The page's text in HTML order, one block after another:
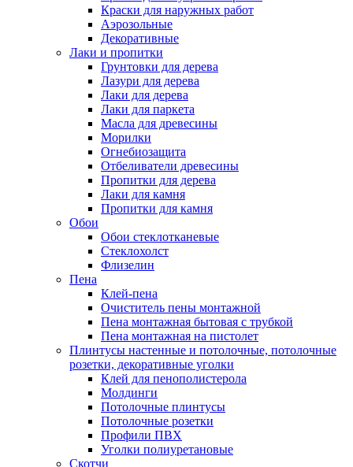
Краски для наружных работ
Аэрозольные
Декоративные
Лаки и пропитки
Грунтовки для дерева
Лазури для дерева
Лаки для дерева
Лаки для паркета
Масла для древесины
Морилки
Огнебиозащита
Отбеливатели древесины
Пропитки для дерева
Лаки для камня
Пропитки для камня
Обои
Обои стеклотканевые
Стеклохолст
Флизелин
Пена
Клей-пена
Очиститель пены монтажной
Пена монтажная бытовая с трубкой
Пена монтажная на пистолет
Плинтусы настенные и потолочные, потолочные
розетки, декоративные уголки
Клей для пенополистерола
Молдинги
Потолочные плинтусы
Потолочные розетки
Профили ПВХ
Уголки полиуретановые
Скотчи